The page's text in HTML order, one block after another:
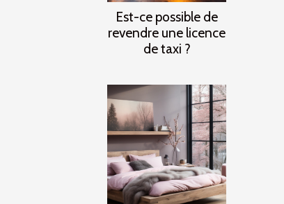
Est-ce possible de
revendre une licence
de taxi ?